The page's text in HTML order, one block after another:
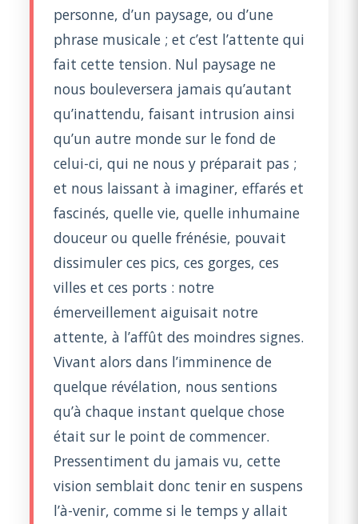
personne, d’un paysage, ou d’une
phrase musicale ; et c’est l’attente qui
fait cette tension. Nul paysage ne
nous bouleversera jamais qu’autant
qu’inattendu, faisant intrusion ainsi
qu’un autre monde sur le fond de
celui-ci, qui ne nous y préparait pas ;
et nous laissant à imaginer, effarés et
fascinés, quelle vie, quelle inhumaine
douceur ou quelle frénésie, pouvait
dissimuler ces pics, ces gorges, ces
villes et ces ports : notre
émerveillement aiguisait notre
attente, à l’affût des moindres signes.
Vivant alors dans l’imminence de
quelque révélation, nous sentions
qu’à chaque instant quelque chose
était sur le point de commencer.
Pressentiment du jamais vu, cette
vision semblait donc tenir en suspens
l’à-venir, comme si le temps y allait